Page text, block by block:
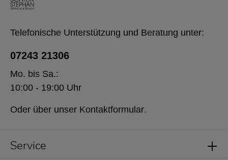
Service
Telefonische Unterstützung und Beratung unter:
07243 21306
Mo. bis Sa.:
10:00 - 19:00 Uhr
Oder über unser Kontaktformular.